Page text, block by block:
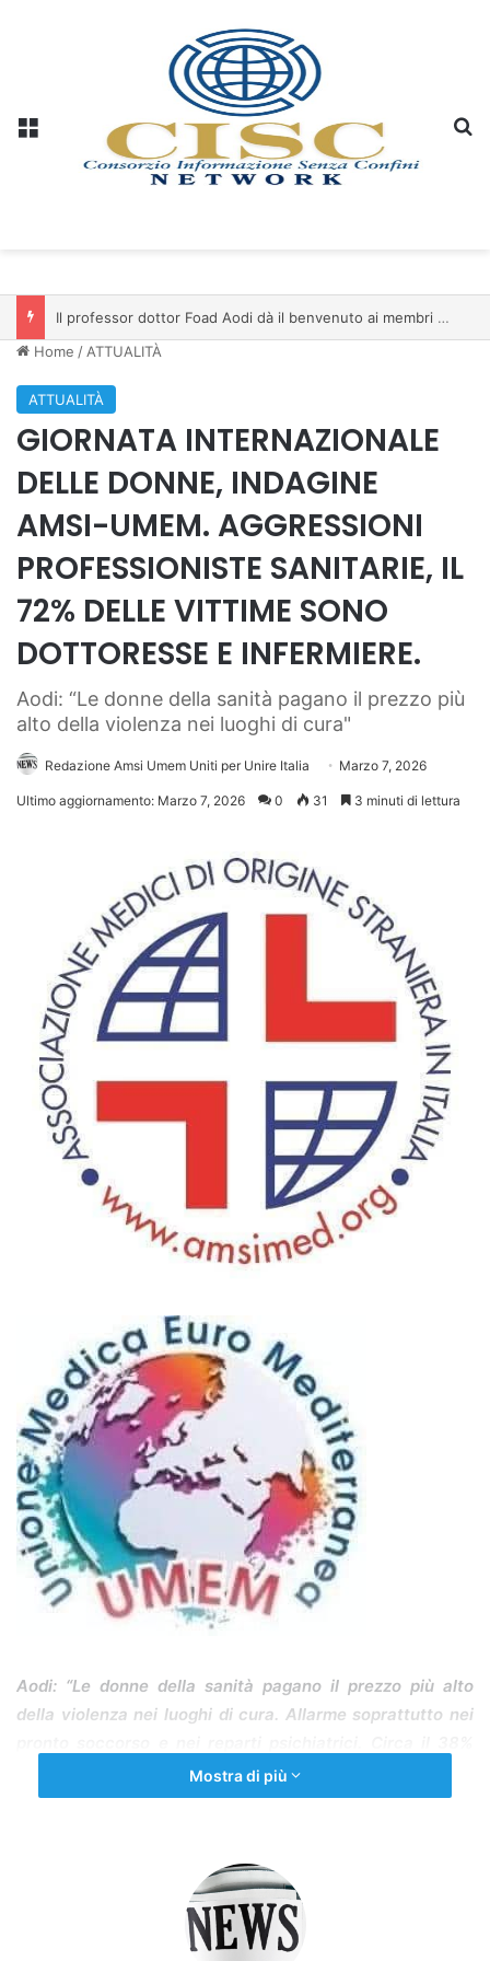
Il professor dottor Foad Aodi dà il benvenuto ai membri del Comitato per le Scienze delle Piramidi e le Scienze Archeologiche…
Home / ATTUALITÀ
ATTUALITÀ
GIORNATA INTERNAZIONALE
DELLE DONNE, INDAGINE
AMSI-UMEM. AGGRESSIONI
PROFESSIONISTE SANITARIE, IL
72% DELLE VITTIME SONO
DOTTORESSE E INFERMIERE.
Aodi: “Le donne della sanità pagano il prezzo più
alto della violenza nei luoghi di cura"
Redazione Amsi Umem Uniti per Unire Italia Marzo 7, 2026
Ultimo aggiornamento: Marzo 7, 2026 0 31 3 minuti di lettura
Aodi: “Le donne della sanità pagano il prezzo più alto
della violenza nei luoghi di cura. Allarme soprattutto nei
delle professioniste sanitarie straniere segnala episodi di
discriminazione nei luoghi di lavoro. Le più colpite
all’origine, all’uso del velo o all’abbigliamento.
ROMA, 7 MARZO 2026 –
Le aggressioni contro il
Mostra di più